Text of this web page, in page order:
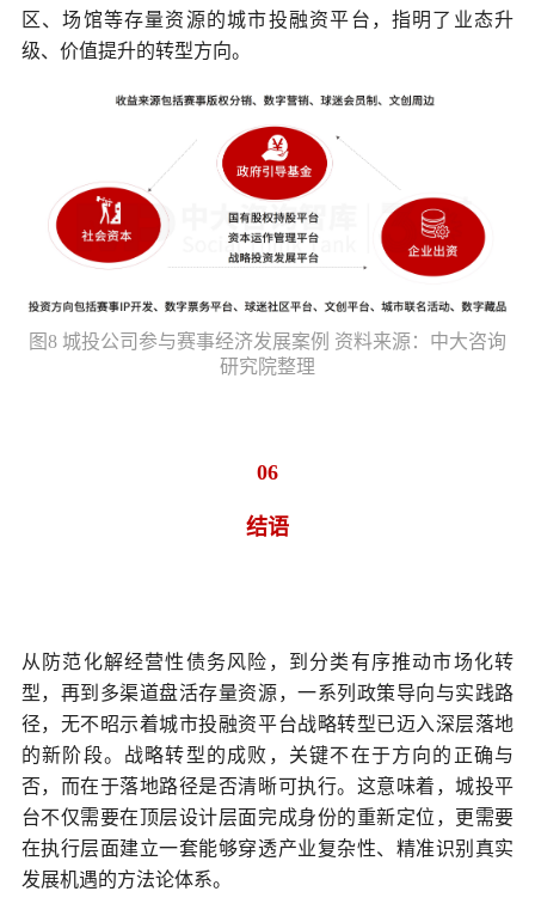
区、场馆等存量资源的城市投融资平台，指明了业态升
级、价值提升的转型方向。
图8 城投公司参与赛事经济发展案例 资料来源：中大咨询
研究院整理
06
结语
从防范化解经营性债务风险，到分类有序推动市场化转
型，再到多渠道盘活存量资源，一系列政策导向与实践路
径，无不昭示着城市投融资平台战略转型已迈入深层落地
的新阶段。战略转型的成败，关键不在于方向的正确与
否，而在于落地路径是否清晰可执行。这意味着，城投平
台不仅需要在顶层设计层面完成身份的重新定位，更需要
在执行层面建立一套能够穿透产业复杂性、精准识别真实
发展机遇的方法论体系。